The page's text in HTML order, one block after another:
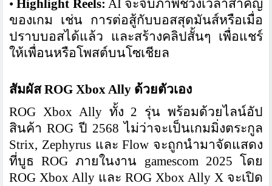
•Highlight Reels: AI จะจับภาพช่วงเวลาสำคัญ
ของเกม เช่น การต่อสู้กับบอสสุดมันส์หรือเมื่อ
ปราบบอสได้แล้ว และสร้างคลิปสั้นๆ เพื่อแชร์
ให้เพื่อนหรือโพสต์บนโซเชียล
สัมผัส ROG Xbox Ally ด้วยตัวเอง
ROG Xbox Ally ทั้ง 2 รุ่น พร้อมด้วยไลน์อัป
สินค้า ROG ปี 2568 ไม่ว่าจะเป็นเกมมิ่งตระกูล
Strix, Zephyrus และ Flow จะถูกนำมาจัดแสดง
ที่บูธ ROG ภายในงาน gamescom 2025 โดย
ROG Xbox Ally และ ROG Xbox Ally X จะเปิด